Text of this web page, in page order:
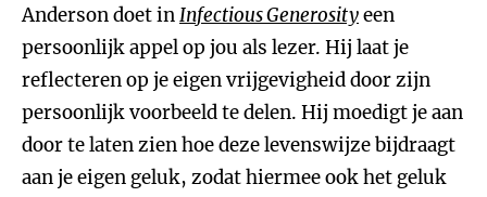
Anderson doet inInfectious Generosityeen
persoonlijk appel op jou als lezer. Hij laat je
reflecteren op je eigen vrijgevigheid door zijn
persoonlijk voorbeeld te delen. Hij moedigt je aan
door te laten zien hoe deze levenswijze bijdraagt
aan je eigen geluk, zodat hiermee ook het geluk